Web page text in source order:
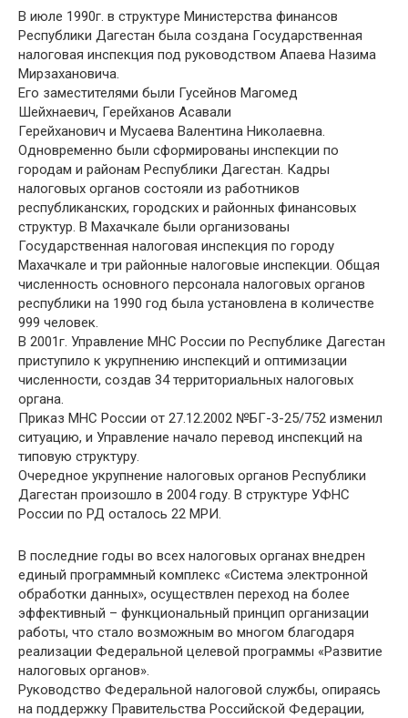
В июле 1990г. в структуре Министерства финансов
Республики Дагестан была создана Государственная
налоговая инспекция под руководством Апаева Назима
Мирзахановича.
Его заместителями были Гусейнов Магомед
Шейхнаевич, Герейханов Асавали
Герейханович и Мусаева Валентина Николаевна.
Одновременно были сформированы инспекции по
городам и районам Республики Дагестан. Кадры
налоговых органов состояли из работников
республиканских, городских и районных финансовых
структур. В Махачкале были организованы
Государственная налоговая инспекция по городу
Махачкале и три районные налоговые инспекции. Общая
численность основного персонала налоговых органов
республики на 1990 год была установлена в количестве
999 человек.
В 2001г. Управление МНС России по Республике Дагестан
приступило к укрупнению инспекций и оптимизации
численности, создав 34 территориальных налоговых
органа.
Приказ МНС России от 27.12.2002 №БГ-3-25/752 изменил
ситуацию, и Управление начало перевод инспекций на
типовую структуру.
Очередное укрупнение налоговых органов Республики
Дагестан произошло в 2004 году. В структуре УФНС
России по РД осталось 22 МРИ.
В последние годы во всех налоговых органах внедрен
единый программный комплекс «Система электронной
обработки данных», осуществлен переход на более
эффективный – функциональный принцип организации
работы, что стало возможным во многом благодаря
реализации Федеральной целевой программы «Развитие
налоговых органов».
Руководство Федеральной налоговой службы, опираясь
на поддержку Правительства Российской Федерации,